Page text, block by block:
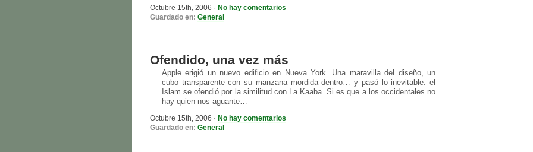
Octubre 15th, 2006 · No hay comentarios
Guardado en: General
Ofendido, una vez más
Apple erigió un nuevo edificio en Nueva York. Una maravilla del diseño, un
cubo transparente con su manzana mordida dentro… y pasó lo inevitable: el
Islam se ofendió por la similitud con La Kaaba. Si es que a los occidentales no
hay quien nos aguante…
Octubre 15th, 2006 · No hay comentarios
Guardado en: General